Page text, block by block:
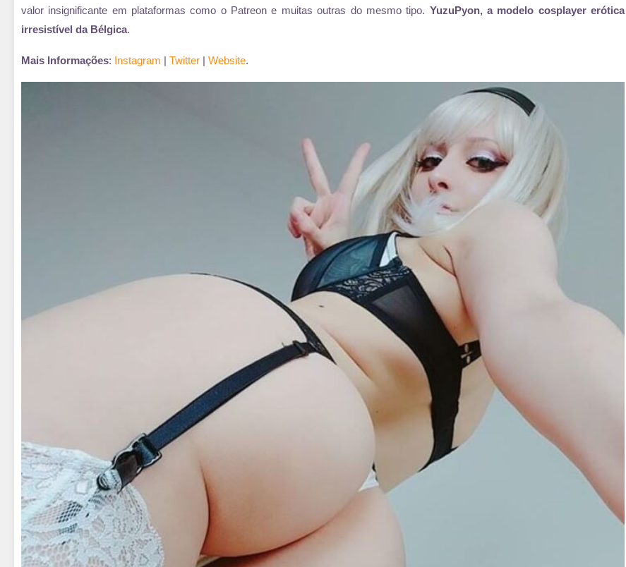
valor insignificante em plataformas como o Patreon e muitas outras do mesmo tipo. YuzuPyon, a modelo cosplayer erótica
irresistível da Bélgica.
Mais Informações: Instagram | Twitter | Website.